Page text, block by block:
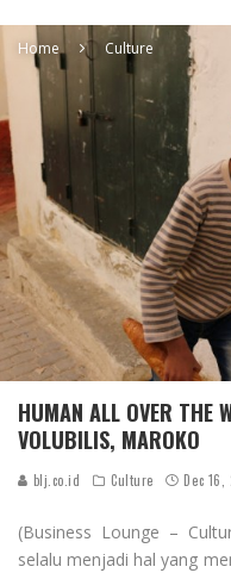
Home Culture
HUMAN ALL OVER THE
VOLUBILIS, MAROKO
blj.co.id Culture Dec 16,
(Business Lounge –
selalu menjadi hal yang